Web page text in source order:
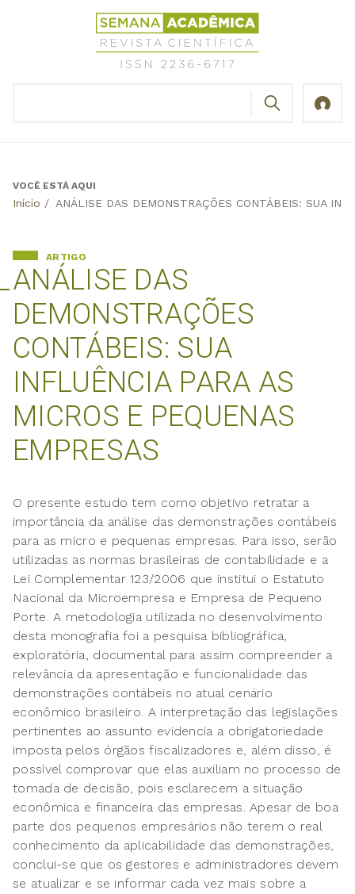
Revista
Científica
Semana
Back
VOCÊ ESTÁ AQUI
Início / ANÁLISE DAS DEMONSTRAÇÕES CONTÁBEIS: SUA
ANÁLISE DAS
DEMONSTRAÇÕES
CONTÁBEIS: SUA
INFLUÊNCIA PARA AS
MICROS E PEQUENAS
EMPRESAS
ARTIGO
O presente estudo tem como objetivo retratar a
importância da análise das demonstrações contábeis
para as micro e pequenas empresas. Para isso, serão
utilizadas as normas brasileiras de contabilidade e a
Lei Complementar 123/2006 que institui o Estatuto
Nacional da Microempresa e Empresa de Pequeno
Porte. A metodologia utilizada no desenvolvimento
desta monografia foi a pesquisa bibliográfica,
exploratória, documental para assim compreender a
relevância da apresentação e funcionalidade das
demonstrações contábeis no atual cenário
econômico brasileiro. A interpretação das legislações
pertinentes ao assunto evidencia a obrigatoriedade
imposta pelos órgãos fiscalizadores e, além disso, é
possível comprovar que elas auxiliam no processo de
tomada de decisão, pois esclarecem a situação
econômica e financeira das empresas. Apesar de boa
parte dos pequenos empresários não terem o real
conhecimento da aplicabilidade das demonstrações,
conclui-se que os gestores e administradores devem
se atualizar e se informar cada vez mais sobre a